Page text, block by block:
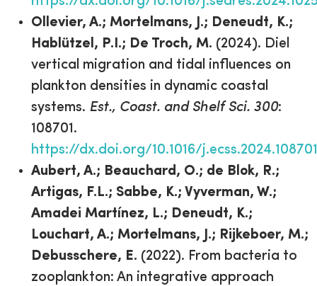
Ollevier, A.; Mortelmans, J.; Deneudt, K.;
Hablützel, P.I.; De Troch, M. (2024). Diel
vertical migration and tidal influences on
plankton densities in dynamic coastal
systems. Est., Coast. and Shelf Sci. 300:
108701.
https://dx.doi.org/10.1016/j.ecss.2024.108701
Aubert, A.; Beauchard, O.; de Blok, R.;
Artigas, F.L.; Sabbe, K.; Vyverman, W.;
Amadei Martínez, L.; Deneudt, K.;
Louchart, A.; Mortelmans, J.; Rijkeboer, M.;
Debusschere, E. (2022). From bacteria to
zooplankton: An integrative approach